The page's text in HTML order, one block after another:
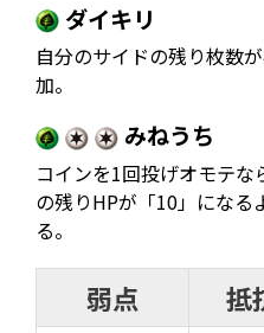
ダイキリ
自分のサイドの残り枚数
加。
みねうち
コインを1回投げオモテ
の残りHPが「10」になる
る。
弱点 抵